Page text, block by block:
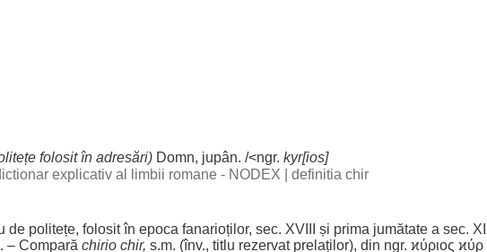
folositîn adresări) Domn, jupân. /<ngr. kyr[ios]
explicativ al limbii romane - NODEX
definitia chir
de politețe, folositîn epoca fanarioților, sec. XVIII și prima jumătate a sec.
– Compară chirio chir, s.m. (înv., titlu rezervat prelaților), din ngr. ϰύριος ϰύρ